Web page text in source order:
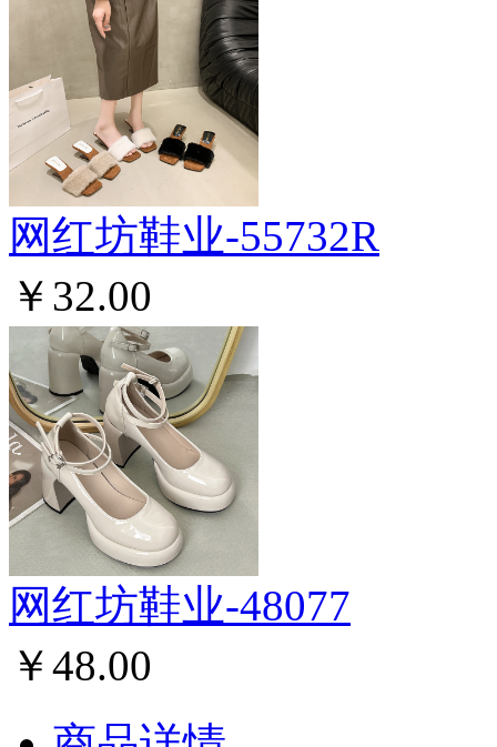
网红坊鞋业-55732R
￥32.00
网红坊鞋业-48077
￥48.00